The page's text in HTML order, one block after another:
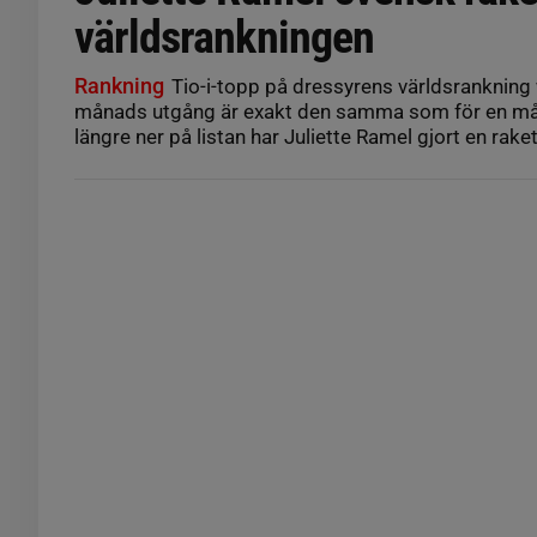
världsrankningen
Rankning Tio-i-topp på dressyrens världsrankning
månads utgång är exakt den samma som för en
längre ner på listan har Juliette Ramel gjort en